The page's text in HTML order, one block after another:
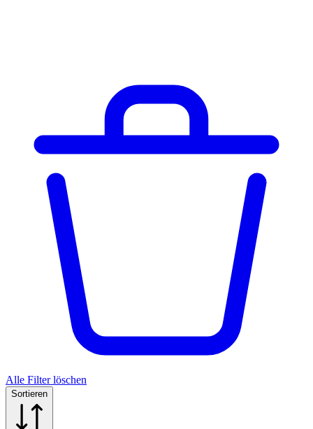
Alle Filter löschen
Sortieren